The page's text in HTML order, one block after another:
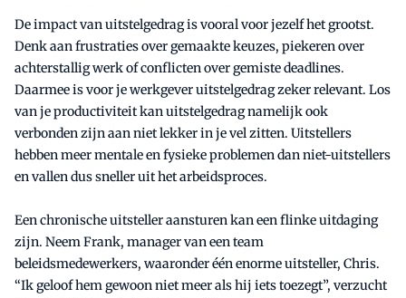
De impact van uitstelgedrag is vooral voor jezelf het grootst.
Denk aan frustraties over gemaakte keuzes, piekeren over
achterstallig werk of conflicten over gemiste deadlines.
Daarmee is voor je werkgever uitstelgedrag zeker relevant. Los
van je productiviteit kan uitstelgedrag namelijk ook
verbonden zijn aan niet lekker in je vel zitten. Uitstellers
hebben meer mentale en fysieke problemen dan niet-uitstellers
en vallen dus sneller uit het arbeidsproces.
Een chronische uitsteller aansturen kan een flinke uitdaging
zijn. Neem Frank, manager van een team
beleidsmedewerkers, waaronder één enorme uitsteller, Chris.
“Ik geloof hem gewoon niet meer als hij iets toezegt”, verzucht